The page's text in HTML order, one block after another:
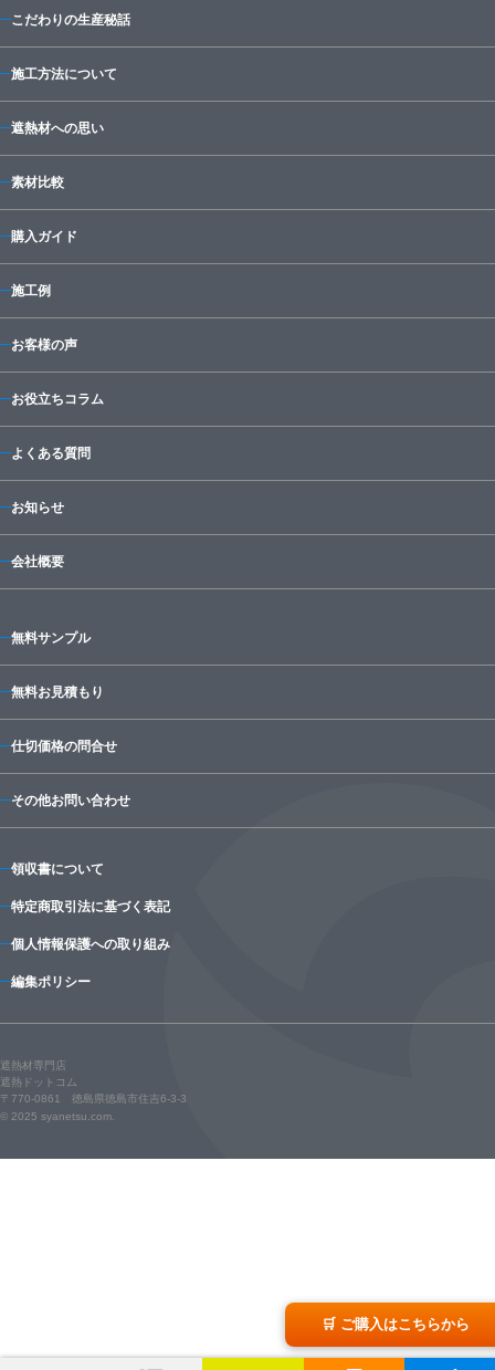
こだわりの生産秘話
施工方法について
遮熱材への思い
素材比較
購入ガイド
施工例
お客様の声
お役立ちコラム
よくある質問
お知らせ
会社概要
無料サンプル
無料お見積もり
仕切価格の問合せ
その他お問い合わせ
領収書について
特定商取引法に基づく表記
個人情報保護への取り組み
編集ポリシー
遮熱材専門店
遮熱ドットコム
〒770-0861 徳島県徳島市住吉6-3-3
© 2025 syanetsu.com.
🛒 ご購入はこちらから